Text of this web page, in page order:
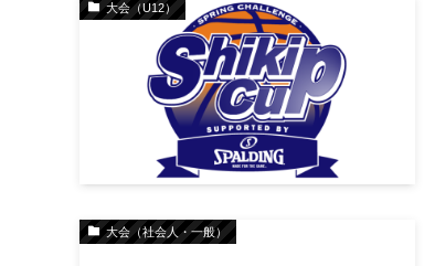
大会（U12）
大会（社会人・一般）